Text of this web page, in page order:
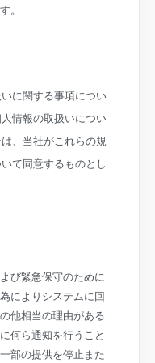
。
に関する事項につい
情報の取扱いについ
、当社がこれらの規
て同意するものとし
び緊急保守のために
によりシステムに回
他相当の理由がある
何ら通知を行うこと
部の提供を停止また